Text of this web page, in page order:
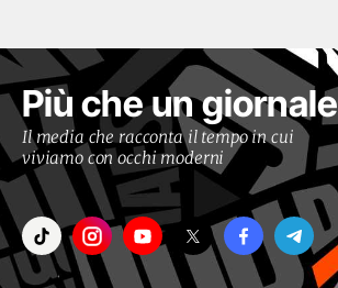
Più che un giornale
Il media che racconta il tempo in cui
viviamo con occhi moderni